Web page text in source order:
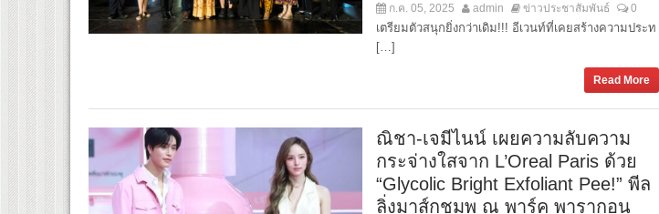
ก.ค. 05, 2025 admin ข่าวประชาสัมพันธ์ 0
เตรียมตัวสนุกยิ่งกว่าเดิม!!! อีเวนท์ที่เคยสร้างความประท
[…]
Read More
ณิชา-เจมีไนน์ เผยความลับความ
กระจ่างใสจาก L’Oreal Paris ด้วย
“Glycolic Bright Exfoliant Pee!” พีล
ลิ่งมาส์กชมพู ณ พาร์ค พารากอน